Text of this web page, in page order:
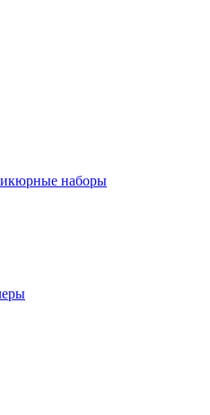
наборы